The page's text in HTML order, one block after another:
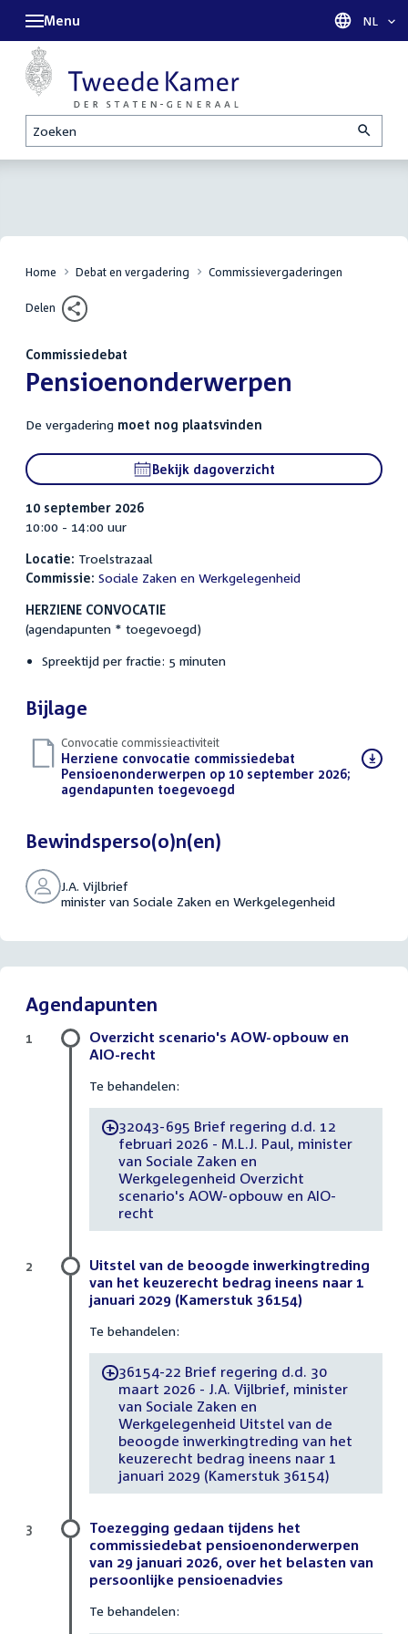
Zoeken
Menu Taal
NL
Home Debat en vergadering Commissievergaderingen
Delen
Commissiedebat
:Pensioenonderwerpen
De vergadering moet nog plaatsvinden
Bekijk dagoverzicht
10 september 2026
10:00 - 14:00 uur
Locatie: Troelstrazaal
Commissie: Sociale Zaken en Werkgelegenheid
HERZIENE CONVOCATIE
(agendapunten * toegevoegd)
Spreektijd per fractie: 5 minuten
Bijlage
Convocatie commissieactiviteit
Download
bestand:
Herziene convocatie commissiedebat
Pensioenonderwerpen op 10 september 2026;
agendapunten toegevoegd
Bewindsperso(o)n(en)
J.A. Vijlbrief
minister van Sociale Zaken en Werkgelegenheid
Agendapunten
Overzicht scenario's AOW-opbouw en
AIO-recht
Te behandelen:
-32043-695 Brief regering d.d. 12
februari 2026 - M.L.J. Paul, minister
van Sociale Zaken en
Werkgelegenheid Overzicht
scenario's AOW-opbouw en AIO-
recht
1
Uitstel van de beoogde inwerkingtreding
van het keuzerecht bedrag ineens naar 1
januari 2029 (Kamerstuk 36154)
Te behandelen:
-36154-22 Brief regering d.d. 30
maart 2026 - J.A. Vijlbrief, minister
van Sociale Zaken en
Werkgelegenheid Uitstel van de
beoogde inwerkingtreding van het
keuzerecht bedrag ineens naar 1
januari 2029 (Kamerstuk 36154)
2
Toezegging gedaan tijdens het
commissiedebat pensioenonderwerpen
van 29 januari 2026, over het belasten van
persoonlijke pensioenadvies
Te behandelen:
3